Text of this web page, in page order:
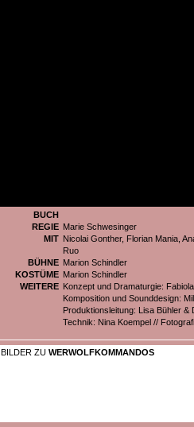
BUCH
REGIE Marie Schwesinger
MIT Nicolai Gonther, Florian Mania,
Ruo
BÜHNE Marion Schindler
KOSTÜME Marion Schindler
WEITERE Konzept und Dramaturgie:
Komposition und Sounddesign:
Produktionsleitung: Lisa Bühler &
Technik: Nina Koempel //
BILDER ZU WERWOLFKOMMANDOS